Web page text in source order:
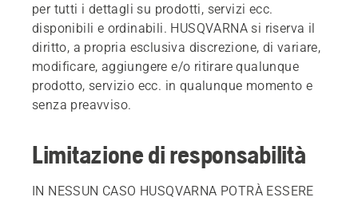
per tutti i dettagli su prodotti, servizi ecc.
disponibili e ordinabili. HUSQVARNA si riserva il
diritto, a propria esclusiva discrezione, di variare,
modificare, aggiungere e/o ritirare qualunque
prodotto, servizio ecc. in qualunque momento e
senza preavviso.
Limitazione di responsabilità
IN NESSUN CASO HUSQVARNA POTRÀ ESSERE